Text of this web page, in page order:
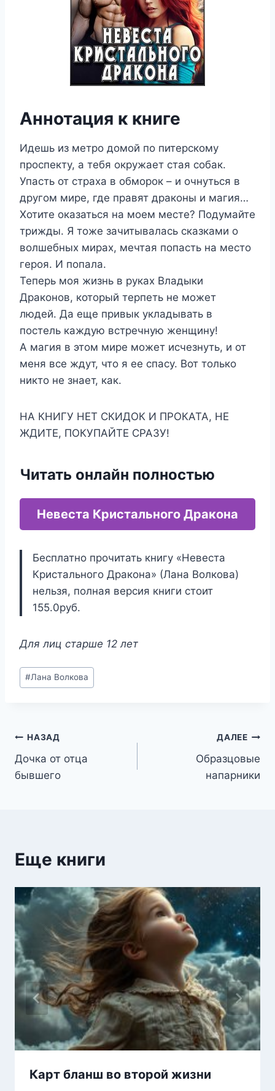
Аннотация к книге
Идешь из метро домой по питерскому
проспекту, а тебя окружает стая собак.
Упасть от страха в обморок – и очнуться в
другом мире, где правят драконы и магия…
Хотите оказаться на моем месте? Подумайте
трижды. Я тоже зачитывалась сказками о
волшебных мирах, мечтая попасть на место
героя. И попала.
Теперь моя жизнь в руках Владыки
Драконов, который терпеть не может
людей. Да еще привык укладывать в
постель каждую встречную женщину!
А магия в этом мире может исчезнуть, и от
меня все ждут, что я ее спасу. Вот только
никто не знает, как.
НА КНИГУ НЕТ СКИДОК И ПРОКАТА, НЕ
ЖДИТЕ, ПОКУПАЙТЕ СРАЗУ!
Читать онлайн полностью
Невеста Кристального Дракона
Бесплатно прочитать книгу «Невеста
Кристального Дракона» (Лана Волкова)
нельзя, полная версия книги стоит
155.0руб.
Для лиц старше 12 лет
Метки
записи:
#Лана Волкова
Навигация
по
НАЗАД
Дочка от отца
бывшего
ДАЛЕЕ
Образцовые
напарники
Еще книги
Карт бланш во второй жизни